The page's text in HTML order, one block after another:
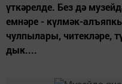
үт­кә­рел­де. Без дә
ем­нә­ре - күл­мәк-
чул­пы­ла­ры, чи­тек­лә­ре,
дык....